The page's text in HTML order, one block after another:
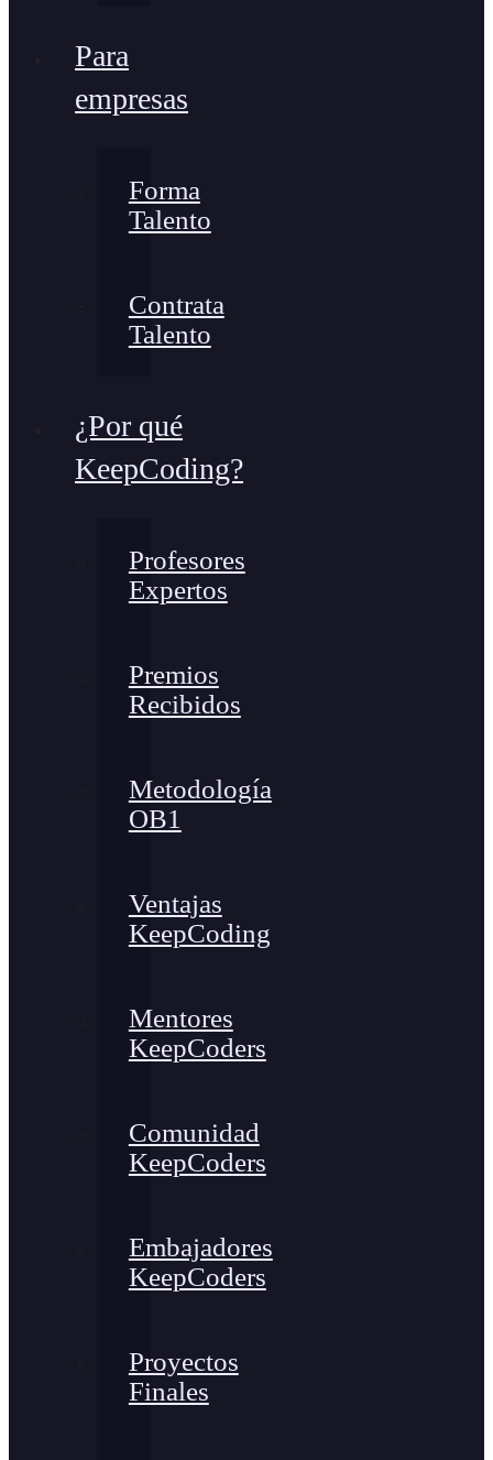
Para
empresas
Forma
Talento
Contrata
Talento
¿Por qué
KeepCoding?
Profesores
Expertos
Premios
Recibidos
Metodología
OB1
Ventajas
KeepCoding
Mentores
KeepCoders
Comunidad
KeepCoders
Embajadores
KeepCoders
Proyectos
Finales